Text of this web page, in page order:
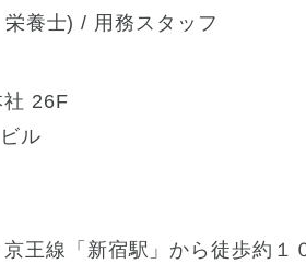
養士) / 用務スタッフ
26F
ル
王線「新宿駅」から徒歩約